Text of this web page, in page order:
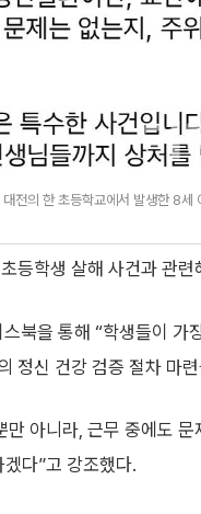
전의 한 초등학교에서 발생한 8세
등학생 살해 사건과 관
북을 통해 “학생들이
정신 건강 검증 절차 마
아니라, 근무 중에도
다”고 강조했다.